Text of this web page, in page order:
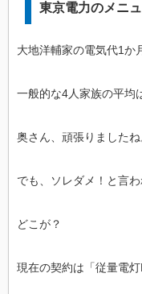
東京電力のメニ
大地洋輔家の電気代1か
一般的な4人家族の平均
奥さん、頑張りましたね
でも、ソレダメ！と言わ
どこが？
現在の契約は「従量電